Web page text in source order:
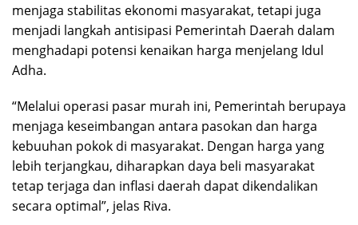
menjaga stabilitas ekonomi masyarakat, tetapi juga
menjadi langkah antisipasi Pemerintah Daerah dalam
menghadapi potensi kenaikan harga menjelang Idul
Adha.
“Melalui operasi pasar murah ini, Pemerintah berupaya
menjaga keseimbangan antara pasokan dan harga
kebuuhan pokok di masyarakat. Dengan harga yang
lebih terjangkau, diharapkan daya beli masyarakat
tetap terjaga dan inflasi daerah dapat dikendalikan
secara optimal”, jelas Riva.